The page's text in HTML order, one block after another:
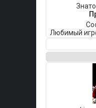
Любимый